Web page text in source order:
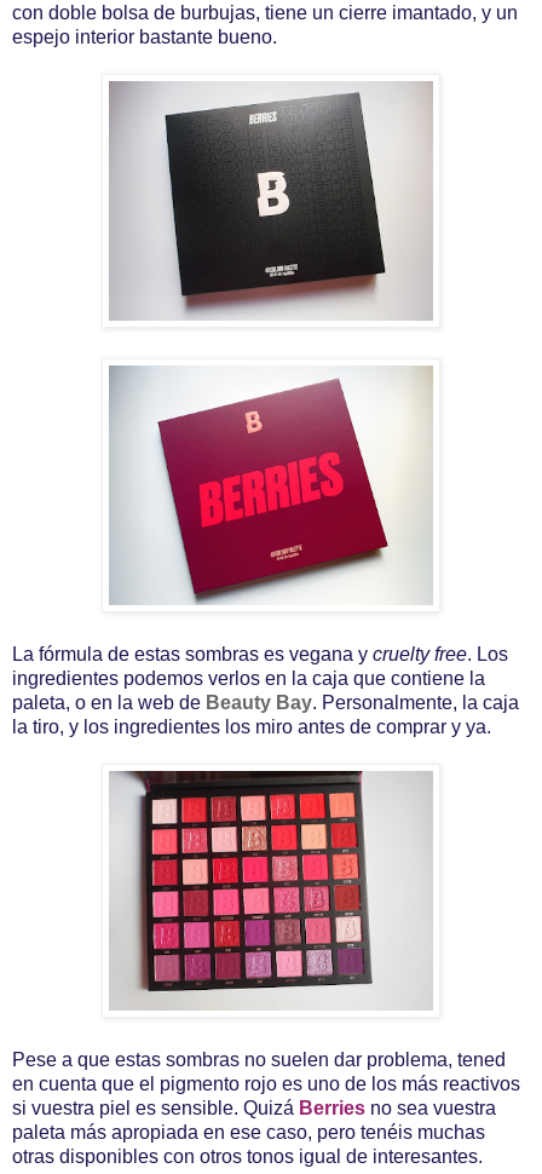
con doble bolsa de burbujas, tiene un cierre imantado, y un
espejo interior bastante bueno.
La fórmula de estas sombras es vegana y cruelty free. Los
ingredientes podemos verlos en la caja que contiene la
paleta, o en la web de Beauty Bay. Personalmente, la caja
la tiro, y los ingredientes los miro antes de comprar y ya.
Pese a que estas sombras no suelen dar problema, tened
en cuenta que el pigmento rojo es uno de los más reactivos
si vuestra piel es sensible. Quizá Berries no sea vuestra
paleta más apropiada en ese caso, pero tenéis muchas
otras disponibles con otros tonos igual de interesantes.